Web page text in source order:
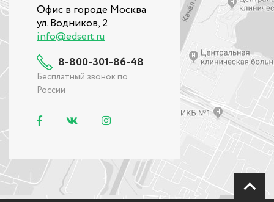
Офис в городе Москва
ул. Водников, 2
info@edsert.ru
8-800-301-86-48
Бесплатный звонок по
России